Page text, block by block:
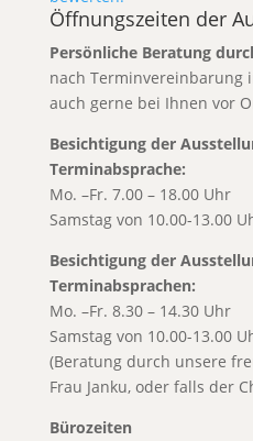
Öffnungszeiten der
Persönliche Beratung
nach Terminvereinbarung
auch gerne bei Ihnen vor
Besichtigung der
Terminabsprache:
Mo. –Fr. 7.00 – 18.00 Uhr
Samstag von 10.00-13.00
Besichtigung der
Terminabsprachen:
Mo. –Fr. 8.30 – 14.30 Uhr
Samstag von 10.00-13.00
(Beratung durch unsere
Frau Janku, oder falls der
Bürozeiten